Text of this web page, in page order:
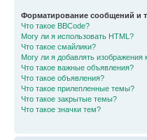
Форматирование сообщений и
Что такое BBCode?
Могу ли я использовать HTML?
Что такое смайлики?
Могу ли я добавлять
Что такое важные объявления?
Что такое объявления?
Что такое прилепленные темы?
Что такое закрытые темы?
Что такое значки тем?